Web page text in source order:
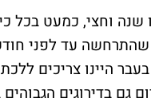
שנה וחצי, כמעט בכל
עד לפני
היינו צריכים
גם בדירוגים הגבוהים